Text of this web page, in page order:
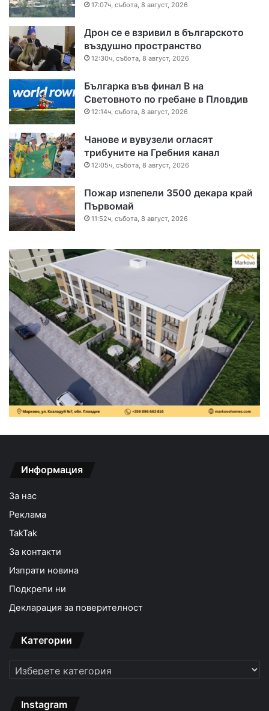
17:07ч, събота, 8 август, 2026
Дрон се е взривил в българското
въздушно пространство
12:30ч, събота, 8 август, 2026
Българка във финал B на
Световното по гребане в Пловдив
12:14ч, събота, 8 август, 2026
Чанове и вувузели огласят
трибуните на Гребния канал
12:05ч, събота, 8 август, 2026
Пожар изпепели 3500 декара край
Първомай
11:52ч, събота, 8 август, 2026
Информация
За нас
Реклама
TakTak
За контакти
Изпрати новина
Подкрепи ни
Декларация за поверителност
Категории
Категории
Instagram